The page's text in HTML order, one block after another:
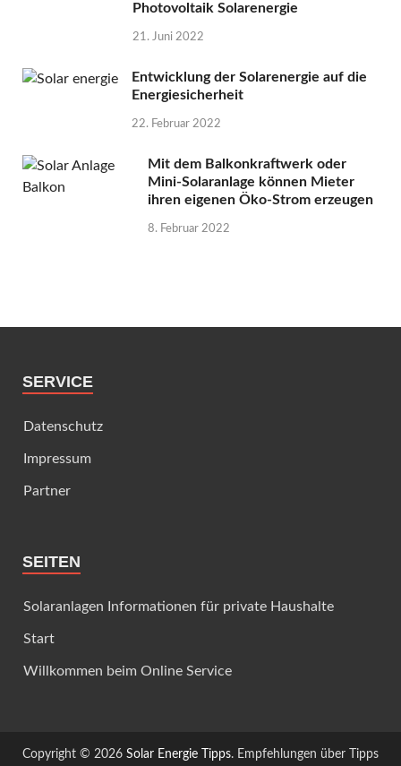
Photovoltaik Solarenergie
21. Juni 2022
Entwicklung der Solarenergie auf die
Energiesicherheit
22. Februar 2022
Mit dem Balkonkraftwerk oder
Mini-Solaranlage können Mieter
ihren eigenen Öko-Strom erzeugen
8. Februar 2022
SERVICE
Datenschutz
Impressum
Partner
SEITEN
Solaranlagen Informationen für private Haushalte
Start
Willkommen beim Online Service
Copyright © 2026 Solar Energie Tipps. Empfehlungen über Tipps